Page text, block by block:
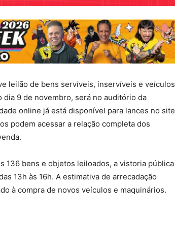
leilão de bens servíveis, inservíveis e veículos
9 de novembro, será no auditório da
online já está disponível para lances no site
podem acessar a relação completa dos
136 bens e objetos leiloados, a vistoria pública
13h às 16h. A estimativa de arrecadação
à compra de novos veículos e maquinários.